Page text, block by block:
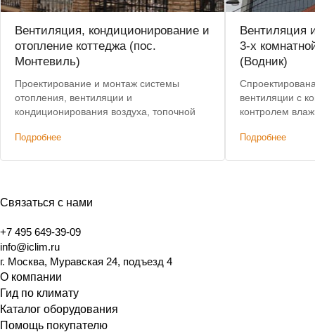
Вентиляция, кондиционирование и
отопление коттеджа (пос.
Монтевиль)
Проектирование и монтаж системы
отопления, вентиляции и
кондиционирования воздуха, топочной
Подробнее
Вентиляция
3-х
(Водник)
вентиляции с
контролем
Подробнее
Связаться с нами
+7 495 649-39-09
info@iclim.ru
г. Москва, Муравская 24, подъезд 4
О компании
Гид по климату
Каталог оборудования
Помощь покупателю